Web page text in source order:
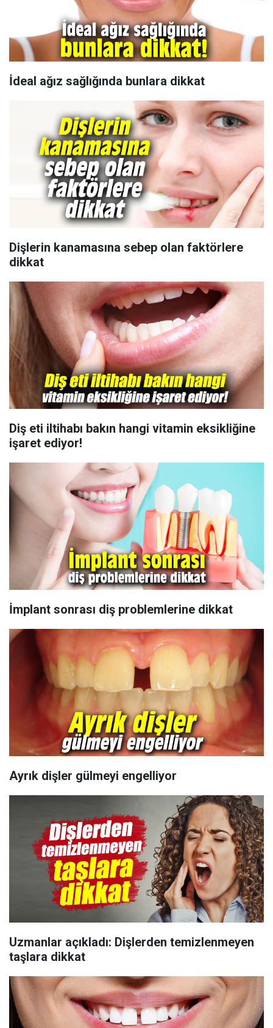
İdeal ağız sağlığında bunlara dikkat
Dişlerin kanamasına sebep olan faktörlere
dikkat
Diş eti iltihabı bakın hangi vitamin eksikliğine
işaret ediyor!
İmplant sonrası diş problemlerine dikkat
Ayrık dişler gülmeyi engelliyor
Uzmanlar açıkladı: Dişlerden temizlenmeyen
taşlara dikkat